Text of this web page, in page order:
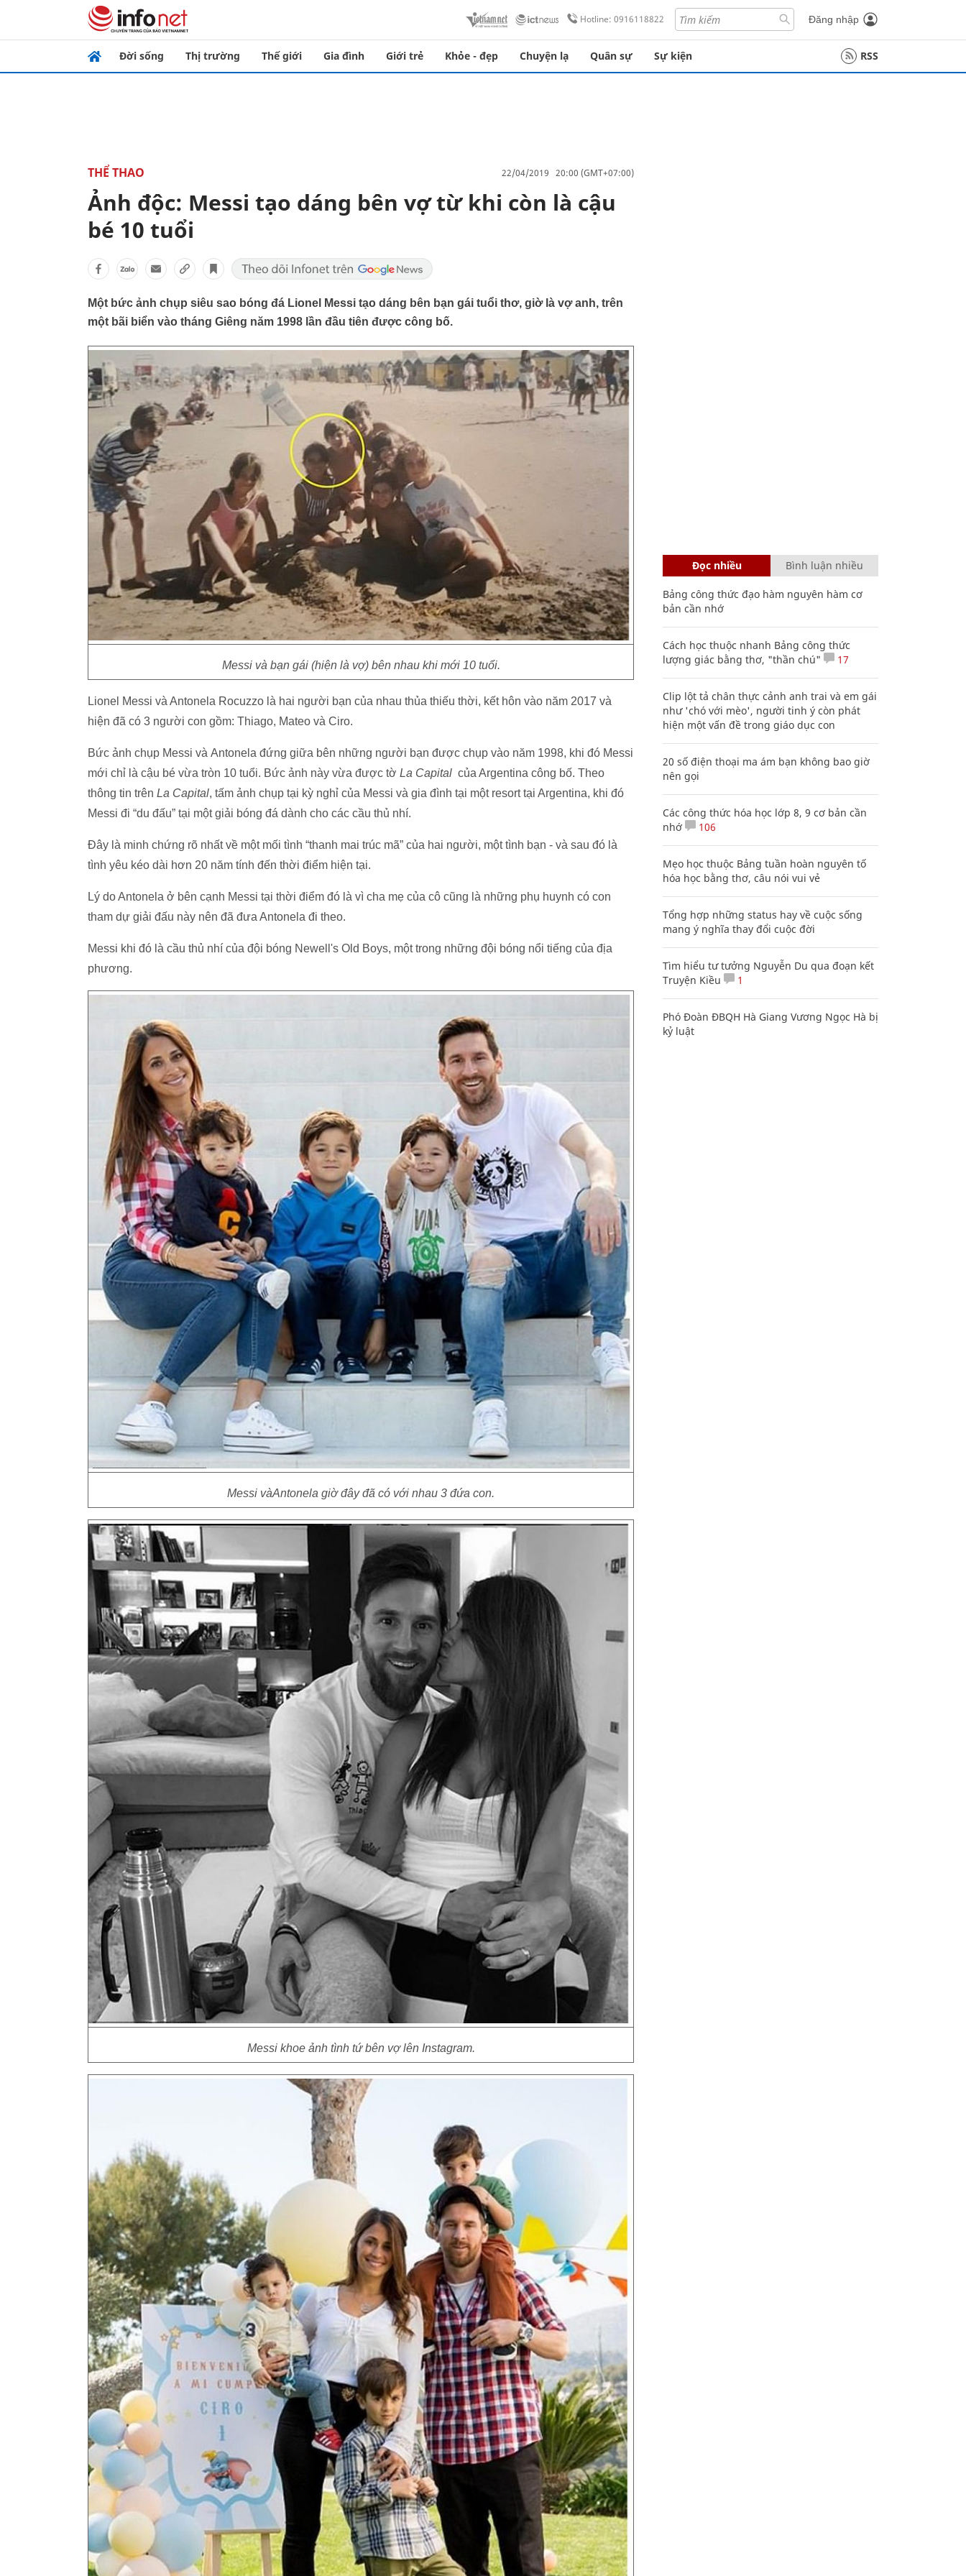
Hotline: 0916118822 Đăng nhập
Đời sống Thị trường Thế giới Gia đình Giới trẻ Khỏe - đẹp Chuyện lạ Quân sự Sự kiện RSS
THỂ THAO 22/04/2019 20:00 (GMT+07:00)
Ảnh độc: Messi tạo dáng bên vợ từ khi còn là cậu
bé 10 tuổi
Một bức ảnh chụp siêu sao bóng đá Lionel Messi tạo dáng bên bạn gái tuổi thơ, giờ là vợ anh, trên
một bãi biển vào tháng Giêng năm 1998 lần đầu tiên được công bố.
Messi và bạn gái (hiện là vợ) bên nhau khi mới 10 tuổi.
Lionel Messi và Antonela Rocuzzo là hai người bạn của nhau thủa thiếu thời, kết hôn vào năm 2017 và
hiện đã có 3 người con gồm: Thiago, Mateo và Ciro.
Bức ảnh chụp Messi và Antonela đứng giữa bên những người bạn được chụp vào năm 1998, khi đó Messi
mới chỉ là cậu bé vừa tròn 10 tuổi. Bức ảnh này vừa được tờ La Capital của Argentina công bố. Theo
thông tin trên La Capital, tấm ảnh chụp tại kỳ nghỉ của Messi và gia đình tại một resort tại Argentina, khi đó
Messi đi “du đấu” tại một giải bóng đá dành cho các cầu thủ nhí.
Đây là minh chứng rõ nhất về một mối tình “thanh mai trúc mã” của hai người, một tình bạn - và sau đó là
tình yêu kéo dài hơn 20 năm tính đến thời điểm hiện tại.
Lý do Antonela ở bên cạnh Messi tại thời điểm đó là vì cha mẹ của cô cũng là những phụ huynh có con
tham dự giải đấu này nên đã đưa Antonela đi theo.
Messi khi đó là cầu thủ nhí của đội bóng Newell's Old Boys, một trong những đội bóng nổi tiếng của địa
phương.
Messi vàAntonela giờ đây đã có với nhau 3 đứa con.
Messi khoe ảnh tình tứ bên vợ lên Instagram.
Đọc nhiều Bình luận nhiều
Bảng công thức đạo hàm nguyên hàm cơ
bản cần nhớ
Cách học thuộc nhanh Bảng công thức
lượng giác bằng thơ, "thần chú"
17
Clip lột tả chân thực cảnh anh trai và em gái
như 'chó với mèo', người tinh ý còn phát
hiện một vấn đề trong giáo dục con
20 số điện thoại ma ám bạn không bao giờ
nên gọi
Các công thức hóa học lớp 8, 9 cơ bản cần
nhớ
106
Mẹo học thuộc Bảng tuần hoàn nguyên tố
hóa học bằng thơ, câu nói vui vẻ
Tổng hợp những status hay về cuộc sống
mang ý nghĩa thay đổi cuộc đời
Tìm hiểu tư tưởng Nguyễn Du qua đoạn kết
Truyện Kiều
1
Phó Đoàn ĐBQH Hà Giang Vương Ngọc Hà bị
kỷ luật